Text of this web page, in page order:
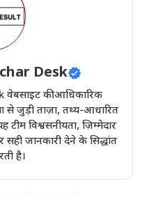
Desk
की आधिकारिक
से जुड़ी ताज़ा, तथ्य-आधारित
विश्वसनीयता, ज़िम्मेदार
जानकारी देने के सिद्धांत
है।